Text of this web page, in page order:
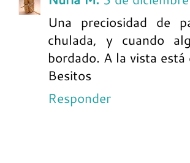
Una preciosidad de
chulada, y cuando
bordado. A la vista
Besitos
Responder